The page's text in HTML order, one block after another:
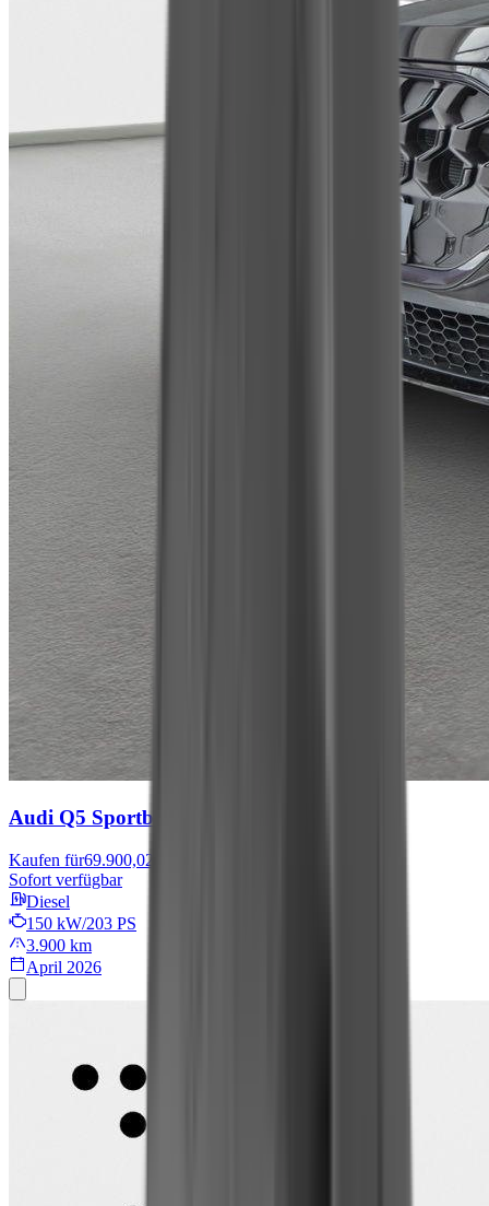
Audi Q5 Sportback
Kaufen für69.900,02 €
Sofort verfügbar
Diesel
150 kW/203 PS
3.900 km
April 2026